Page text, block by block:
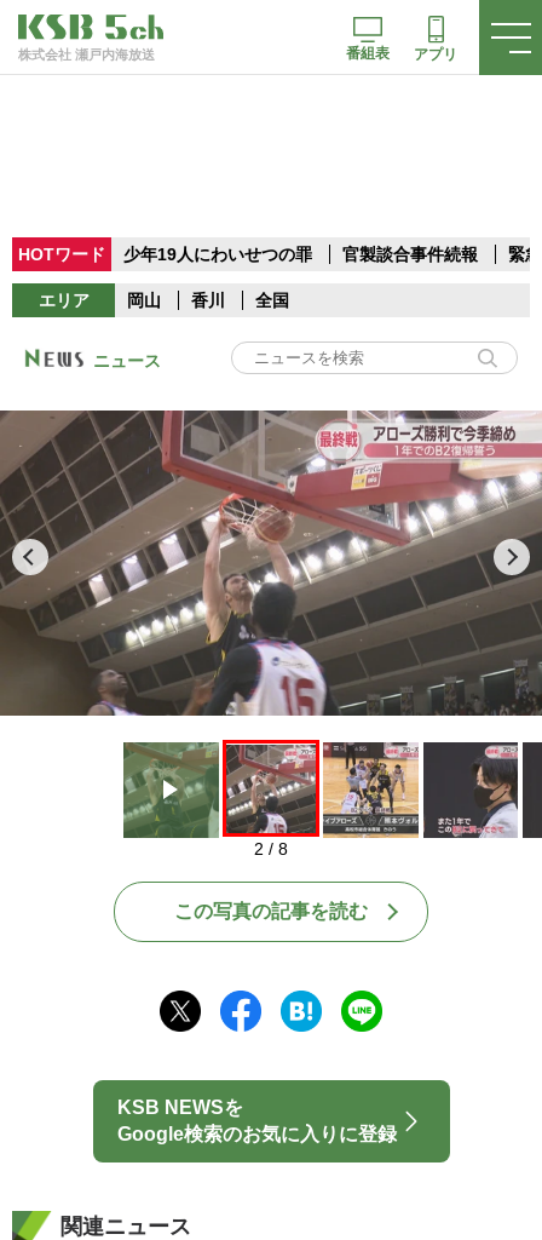
株式会社 瀬戸内海放送 番組表 アプリ
HOTワード 少年19人にわいせつの罪 官製談合事件続報 緊
エリア 岡山 香川 全国
ニュース
Play
2 / 8
この写真の記事を読む
KSB NEWSを
Google検索のお気に入りに登録
関連ニュース